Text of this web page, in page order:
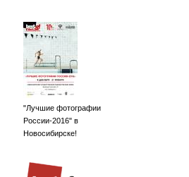
"Лучшие фотографии
России-2016" в
Новосибирске!